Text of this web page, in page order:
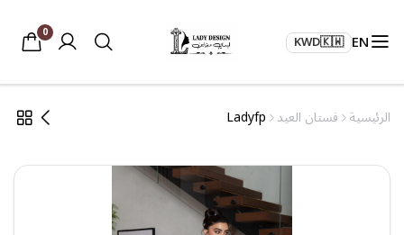
EN
🇰🇼
KWD
0
الرئيسية فستان العيد Ladyfp